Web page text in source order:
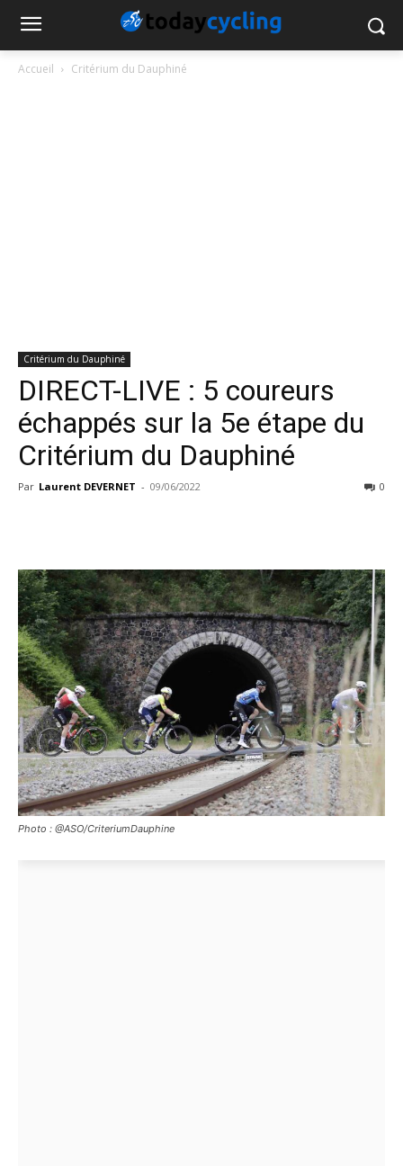
Accueil Critérium du Dauphiné
Critérium du Dauphiné
DIRECT-LIVE : 5 coureurs
échappés sur la 5e étape du
Critérium du Dauphiné
Par Laurent DEVERNET - 09/06/2022 0
Photo : @ASO/CriteriumDauphine